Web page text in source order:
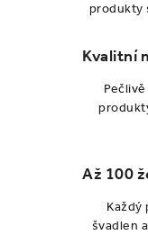
produkty
Kvalitní
Až 100
Každý
švadlen